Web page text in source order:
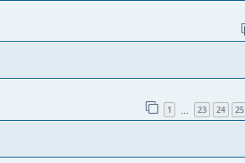
1 23 24 25